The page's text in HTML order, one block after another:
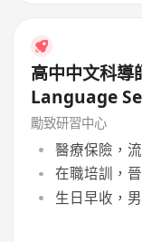
高中中文科
Language
勵致研習中心
醫療保險，
在職培訓，
生日早收，